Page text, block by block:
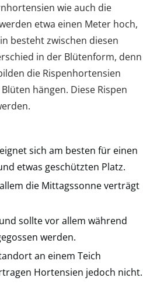
wie auch die
etwa einen Meter hoch,
besteht zwischen diesen
in der Blütenform, denn
die Rispenhortensien
hängen. Diese Rispen
sich am besten für einen
etwas geschützten Platz.
die Mittagssonne verträgt
sollte vor allem während
werden.
an einem Teich
Hortensien jedoch nicht.